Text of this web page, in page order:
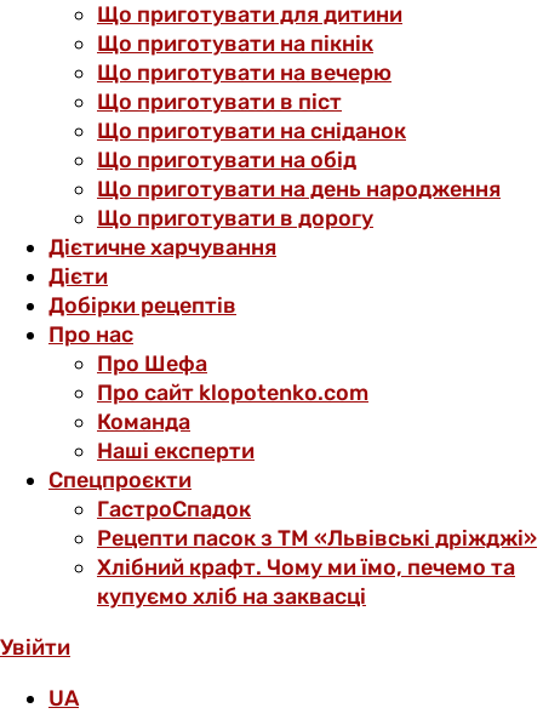
Що приготувати для дитини
Що приготувати на пікнік
Що приготувати на вечерю
Що приготувати в піст
Що приготувати на сніданок
Що приготувати на обід
Що приготувати на день народження
Що приготувати в дорогу
Дієтичне харчування
Дієти
Добірки рецептів
Про нас
Про Шефа
Про сайт klopotenko.com
Команда
Наші експерти
Спецпроєкти
ГастроСпадок
Рецепти пасок з ТМ «Львівські дріжджі»
Хлібний крафт. Чому ми їмо, печемо та
купуємо хліб на заквасці
Увійти
UA